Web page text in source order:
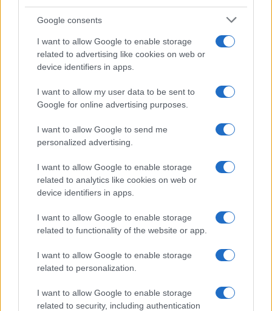
Google consents
I want to allow Google to enable storage
related to advertising like cookies on web or
device identifiers in apps.
I want to allow my user data to be sent to
Google for online advertising purposes.
I want to allow Google to send me
personalized advertising.
I want to allow Google to enable storage
related to analytics like cookies on web or
device identifiers in apps.
I want to allow Google to enable storage
related to functionality of the website or app.
I want to allow Google to enable storage
related to personalization.
I want to allow Google to enable storage
related to security, including authentication
Papa Leone a Santa Maria degli Angeli: migliaia di
giovani per il meeting francescano
NEWS
Papa Leone XIV incontra i giovani ad Assisi: il richiamo
Matteo Pellegrino · 6 Ago 2026